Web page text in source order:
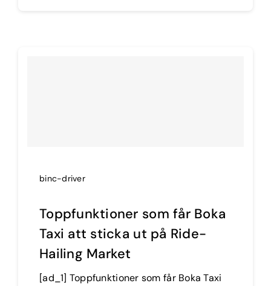
binc-driver
Toppfunktioner som får Boka
Taxi att sticka ut på Ride-
Hailing Market
[ad_1] Toppfunktioner som får Boka Taxi